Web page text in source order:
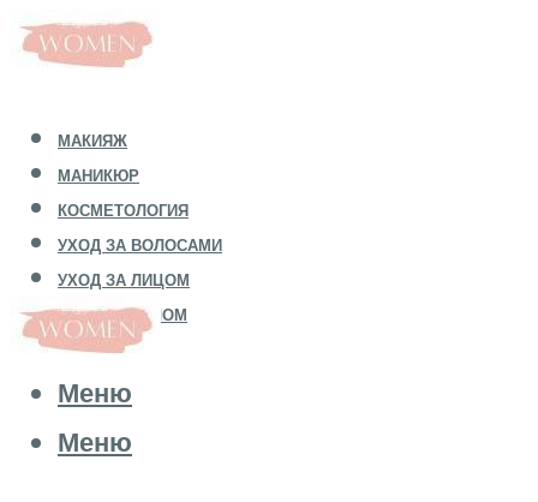
МАКИЯЖ
МАНИКЮР
КОСМЕТОЛОГИЯ
УХОД ЗА ВОЛОСАМИ
УХОД ЗА ЛИЦОМ
УХОД ЗА ТЕЛОМ
Меню
Меню